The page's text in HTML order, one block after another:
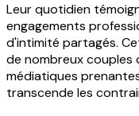
Leur quotidien
engagements
d'intimité partagés.
de nombreux couples
médiatiques
transcende les